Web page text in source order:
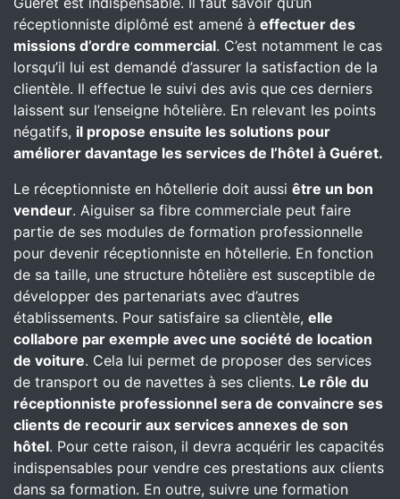
réceptionniste diplômé est amené à effectuer des
missions d’ordre commercial. C’est notamment le cas
lorsqu’il lui est demandé d’assurer la satisfaction de la
clientèle. Il effectue le suivi des avis que ces derniers
laissent sur l’enseigne hôtelière. En relevant les points
négatifs, il propose ensuite les solutions pour
améliorer davantage les services de l’hôtel à Guéret.
Le réceptionniste en hôtellerie doit aussi être un bon
vendeur. Aiguiser sa fibre commerciale peut faire
partie de ses modules de formation professionnelle
pour devenir réceptionniste en hôtellerie. En fonction
de sa taille, une structure hôtelière est susceptible de
développer des partenariats avec d’autres
établissements. Pour satisfaire sa clientèle, elle
collabore par exemple avec une société de location
de voiture. Cela lui permet de proposer des services
de transport ou de navettes à ses clients. Le rôle du
réceptionniste professionnel sera de convaincre ses
clients de recourir aux services annexes de son
hôtel. Pour cette raison, il devra acquérir les capacités
indispensables pour vendre ces prestations aux clients
dans sa formation. En outre, suivre une formation